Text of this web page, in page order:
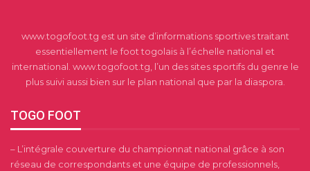
www.togofoot.tg est un site d’informations sportives traitant
essentiellement le foot togolais à l’échelle national et
international. www.togofoot.tg, l’un des sites sportifs du genre le
plus suivi aussi bien sur le plan national que par la diaspora.
TOGO FOOT
– L’intégrale couverture du championnat national grâce à son
réseau de correspondants et une équipe de professionnels,